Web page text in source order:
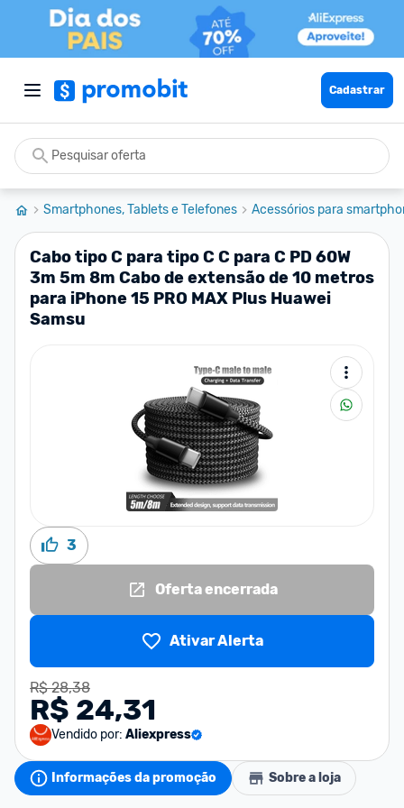
Cadastrar
Smartphones, Tablets e Telefones Acessórios para
Cabo tipo C para tipo C C para C PD 60W
3m 5m 8m Cabo de extensão de 10 metros
para iPhone 15 PRO MAX Plus Huawei
Samsu
3
Oferta encerrada
Ativar Alerta
R$ 28,38
R$ 24,31
Vendido por: Aliexpress
Informações da promoção Sobre a loja